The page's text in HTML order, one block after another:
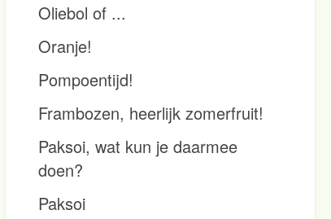
Oliebol of ...
Oranje!
Pompoentijd!
Frambozen, heerlijk zomerfruit!
Paksoi, wat kun je daarmee
doen?
Paksoi